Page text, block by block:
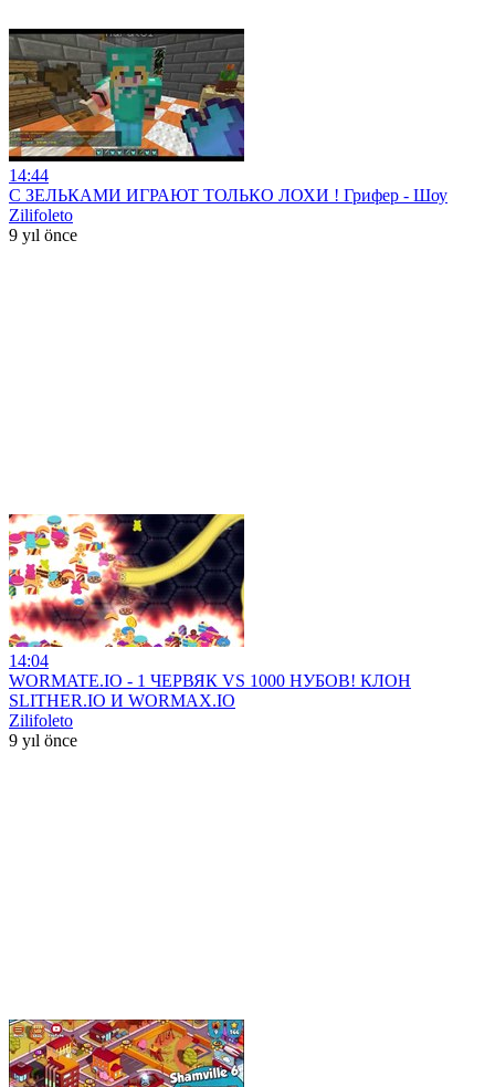
14:44
С ЗЕЛЬКАМИ ИГРАЮТ ТОЛЬКО ЛОХИ ! Грифер - Шоу
Zilifoleto
9 yıl önce
14:04
WORMATE.IO - 1 ЧЕРВЯК VS 1000 НУБОВ! КЛОН
SLITHER.IO И WORMAX.IO
Zilifoleto
9 yıl önce